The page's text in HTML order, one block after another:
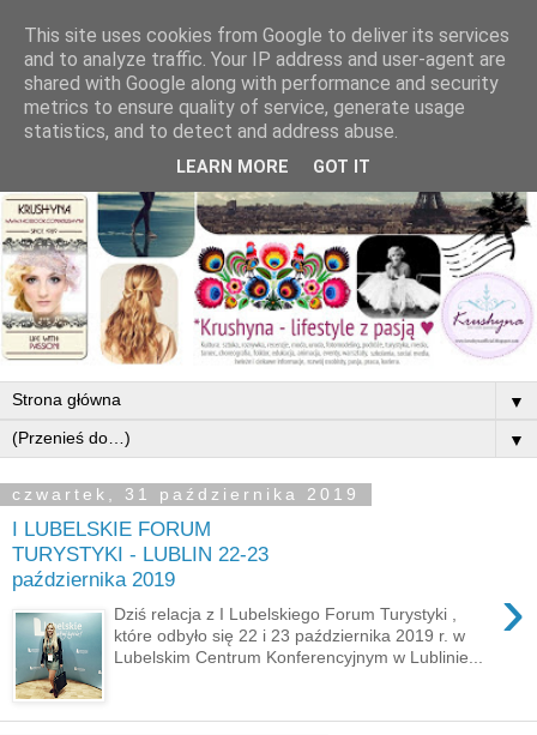
▼
▼
czwartek, 31 października 2019
I LUBELSKIE FORUM
TURYSTYKI - LUBLIN 22-23
października 2019
›
Dziś relacja z I Lubelskiego Forum Turystyki ,
które odbyło się 22 i 23 października 2019 r. w
Lubelskim Centrum Konferencyjnym w Lublinie...
This site uses cookies from Google to deliver its services
and to analyze traffic. Your IP address and user-agent are
shared with Google along with performance and security
metrics to ensure quality of service, generate usage
statistics, and to detect and address abuse.
LEARN MORE GOT IT